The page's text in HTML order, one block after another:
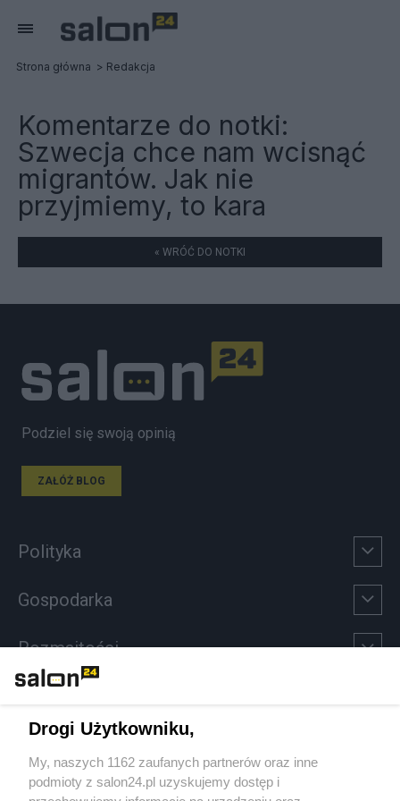
Strona główna Redakcja
Komentarze do notki:
Szwecja chce nam wcisnąć
migrantów. Jak nie
przyjmiemy, to kara
« WRÓĆ DO NOTKI
Podziel się swoją opinią
ZAŁÓŻ BLOG
Polityka
Gospodarka
Rozmaitości
Sport
Społeczeństwo
Drogi Użytkowniku,
My, naszych 1162 zaufanych partnerów oraz inne
podmioty z salon24.pl uzyskujemy dostęp i